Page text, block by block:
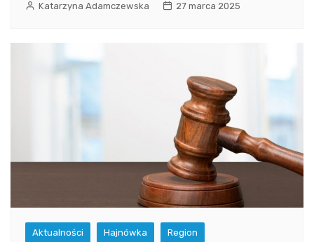
Katarzyna Adamczewska 27 marca 2025
Aktualności Hajnówka Region